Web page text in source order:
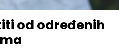
od određenih